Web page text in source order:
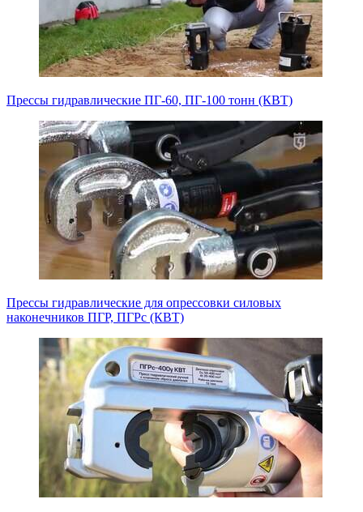
Прессы гидравлические ПГ-60, ПГ-100 тонн (КВТ)
Прессы гидравлические для опрессовки силовых
наконечников ПГР, ПГРс (КВТ)